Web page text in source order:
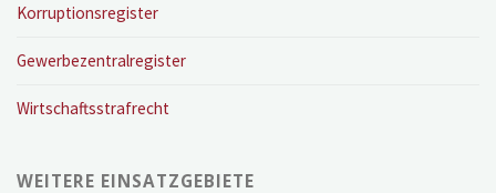
Korruptionsregister
Gewerbezentralregister
Wirtschaftsstrafrecht
WEITERE EINSATZGEBIETE